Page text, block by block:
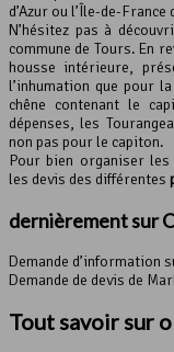
d’Azur ou l’Île-de-France
N’hésitez pas à
commune de Tours. En
housse intérieure,
l’inhumation que pour
chêne contenant le
dépenses, les
non pas pour le capiton.
Pour bien organiser les
les devis des différentes
dernièrement sur
Demande d’information
Demande de devis de
Tout savoir sur